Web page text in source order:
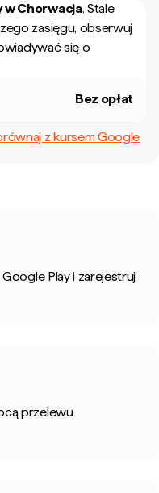
wChorwacja. Stale
zasięgu, obserwuj
się o
Bez opłat
z kursem Google
Play i zarejestruj
przelewu